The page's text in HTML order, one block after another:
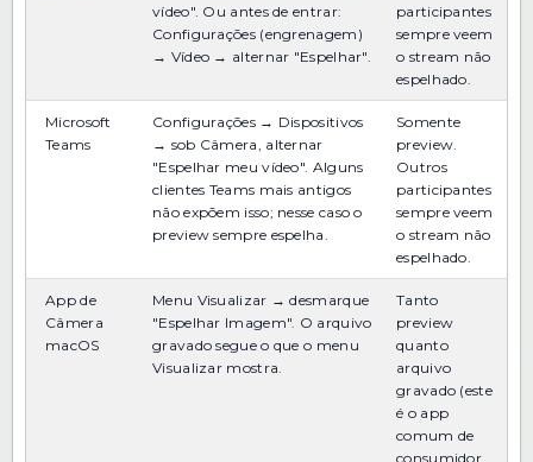
vídeo". Ou antes de entrar:
Configurações (engrenagem)
→ Vídeo → alternar "Espelhar".
participantes
sempre veem
o stream não
espelhado.
Microsoft
Teams
Configurações → Dispositivos
→ sob Câmera, alternar
"Espelhar meu vídeo". Alguns
clientes Teams mais antigos
não expõem isso; nesse caso o
preview sempre espelha.
Somente
preview.
Outros
participantes
sempre veem
o stream não
espelhado.
App de
Câmera
macOS
Menu Visualizar → desmarque
"Espelhar Imagem". O arquivo
gravado segue o que o menu
Visualizar mostra.
Tanto
preview
quanto
arquivo
gravado (este
é o app
comum de
consumidor